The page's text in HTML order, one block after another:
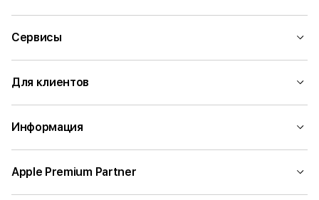
Сервисы
Для клиентов
Информация
Apple Premium Partner